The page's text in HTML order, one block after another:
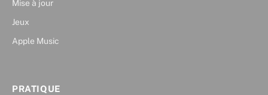
Mise à jour
Jeux
Apple Music
PRATIQUE